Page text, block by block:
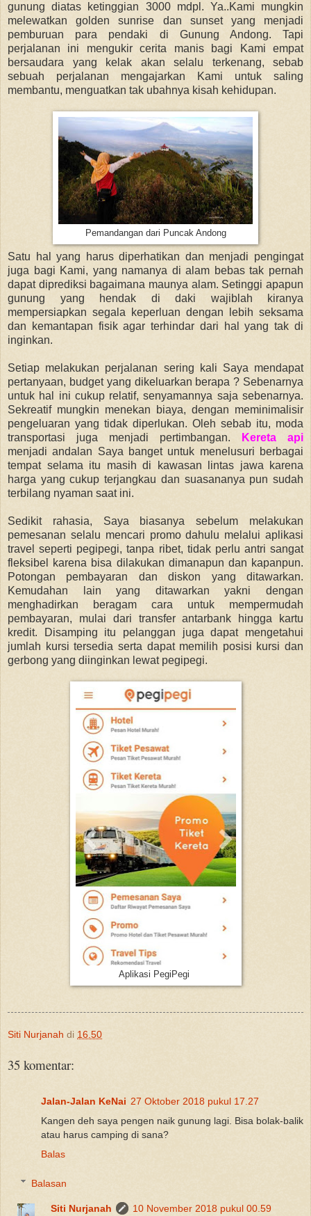
gunung diatas ketinggian 3000 mdpl. Ya..Kami mungkin
melewatkan golden sunrise dan sunset yang menjadi
pemburuan para pendaki di Gunung Andong. Tapi
perjalanan ini mengukir cerita manis bagi Kami empat
bersaudara yang kelak akan selalu terkenang, sebab
sebuah perjalanan mengajarkan Kami untuk saling
membantu, menguatkan tak ubahnya kisah kehidupan.
Pemandangan dari Puncak Andong
Satu hal yang harus diperhatikan dan menjadi pengingat
juga bagi Kami, yang namanya di alam bebas tak pernah
dapat diprediksi bagaimana maunya alam. Setinggi apapun
gunung yang hendak di daki wajiblah kiranya
mempersiapkan segala keperluan dengan lebih seksama
dan kemantapan fisik agar terhindar dari hal yang tak di
inginkan.
Setiap melakukan perjalanan sering kali Saya mendapat
pertanyaan, budget yang dikeluarkan berapa ? Sebenarnya
untuk hal ini cukup relatif, senyamannya saja sebenarnya.
Sekreatif mungkin menekan biaya, dengan meminimalisir
pengeluaran yang tidak diperlukan. Oleh sebab itu, moda
transportasi juga menjadi pertimbangan.
Kereta api
menjadi andalan Saya banget untuk menelusuri berbagai
tempat selama itu masih di kawasan lintas jawa karena
harga yang cukup terjangkau dan suasananya pun sudah
terbilang nyaman saat ini.
Sedikit rahasia, Saya biasanya sebelum melakukan
pemesanan selalu mencari promo dahulu melalui aplikasi
travel seperti pegipegi, tanpa ribet, tidak perlu antri sangat
fleksibel karena bisa dilakukan dimanapun dan kapanpun.
Potongan pembayaran dan diskon yang ditawarkan.
Kemudahan lain yang ditawarkan yakni dengan
menghadirkan beragam cara untuk mempermudah
pembayaran, mulai dari transfer antarbank hingga kartu
kredit. Disamping itu pelanggan juga dapat mengetahui
jumlah kursi tersedia serta dapat memilih posisi kursi dan
gerbong yang diinginkan lewat pegipegi.
Aplikasi PegiPegi
Siti Nurjanah di 16.50
35 komentar:
Jalan-Jalan KeNai 27 Oktober 2018 pukul 17.27
Kangen deh saya pengen naik gunung lagi. Bisa bolak-balik
atau harus camping di sana?
Balas
Balasan
Siti Nurjanah 10 November 2018 pukul 00.59